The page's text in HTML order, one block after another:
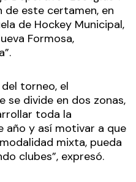
de este certamen, en
de Hockey Municipal,
Formosa,
torneo, el
se divide en dos zonas,
toda la
año y así motivar a que
mixta, pueda
clubes”, expresó.